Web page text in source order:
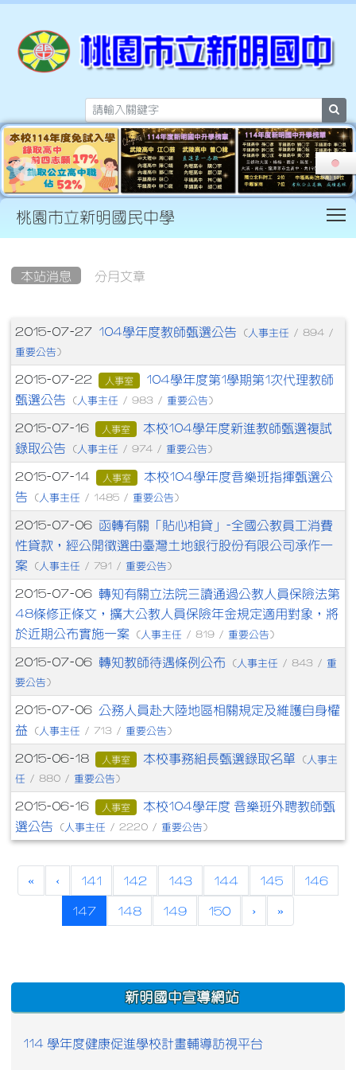
桃園市立新明國民中學
本站消息 分月文章
文章列表
2015-07-27 104學年度教師甄選公告 ( 人事主任 / 894 /
重要公告 )
2015-07-22 人事室
104學年度第1學期第1次代理教師
甄選公告
( 人事主任 / 983 / 重要公告 )
2015-07-16 人事室
本校104學年度新進教師甄選複試
錄取公告
( 人事主任 / 974 / 重要公告 )
2015-07-14 人事室
本校104學年度音樂班指揮甄選公
告
( 人事主任 / 1485 / 重要公告 )
2015-07-06 函轉有關「貼心相貸」-全國公教員工消費
性貸款，經公開徵選由臺灣土地銀行股份有限公司承作一
案
( 人事主任 / 791 / 重要公告 )
2015-07-06 轉知有關立法院三讀通過公教人員保險法第
48條修正條文，擴大公教人員保險年金規定適用對象，將
於近期公布實施一案
( 人事主任 / 819 / 重要公告 )
2015-07-06 轉知教師待遇條例公布 ( 人事主任 / 843 / 重
要公告 )
2015-07-06 公務人員赴大陸地區相關規定及維護自身權
益
( 人事主任 / 713 / 重要公告 )
2015-06-18 人事室 本校事務組長甄選錄取名單 (人事主
任 / 880 / 重要公告 )
2015-06-16 人事室
本校104學年度 音樂班外聘教師甄
選公告
( 人事主任 / 2220 / 重要公告 )
« ‹ 141 142 143 144 145 146
147(current)
148 149 150 › »
:::
新明國中宣導網站
114 學年度健康促進學校計畫輔導訪視平台